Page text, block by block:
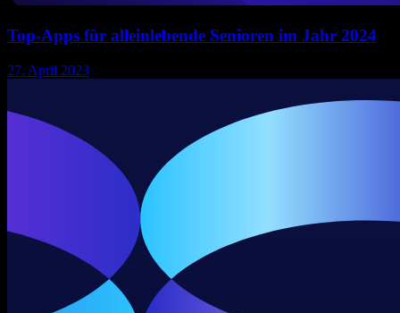
Top-Apps für alleinlebende Senioren im Jahr 2024
27. April 2023